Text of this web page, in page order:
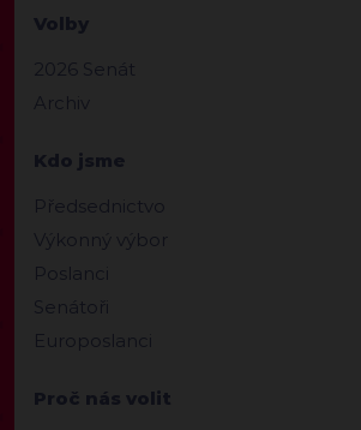
Volby
2026 Senát
Archiv
Kdo jsme
Předsednictvo
Výkonný výbor
Poslanci
Senátoři
Europoslanci
Proč nás volit